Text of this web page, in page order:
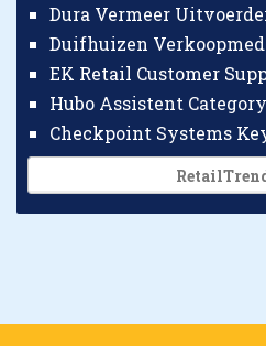
Dura Vermeer
Duifhuizen
EK Retail Customer
Hubo Assistent